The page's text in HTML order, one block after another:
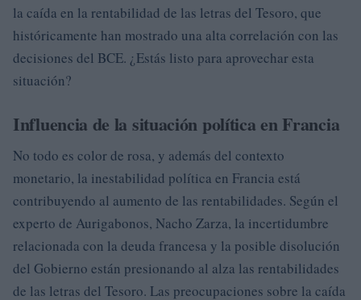
la caída en la rentabilidad de las letras del Tesoro, que
históricamente han mostrado una alta correlación con las
decisiones del BCE. ¿Estás listo para aprovechar esta
situación?
Influencia de la situación política en Francia
No todo es color de rosa, y además del contexto
monetario, la inestabilidad política en Francia está
contribuyendo al aumento de las rentabilidades. Según el
experto de Aurigabonos, Nacho Zarza, la incertidumbre
relacionada con la deuda francesa y la posible disolución
del Gobierno están presionando al alza las rentabilidades
de las letras del Tesoro. Las preocupaciones sobre la caída